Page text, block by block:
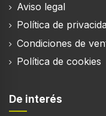
Aviso legal
Política de
Condiciones de
Política de cookies
De interés